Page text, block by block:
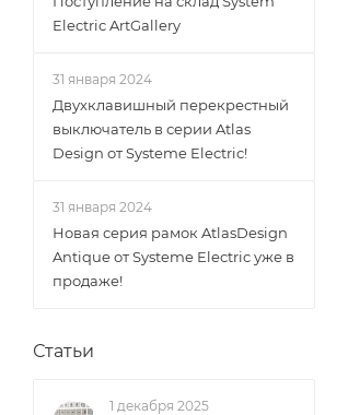
Electric ArtGallery
31 января 2024
Двухклавишный перекрестный
выключатель в серии Atlas
Design от Systeme Electric!
31 января 2024
Новая серия рамок AtlasDesign
Antique от Systeme Electric уже в
продаже!
Статьи
1 декабря 2025